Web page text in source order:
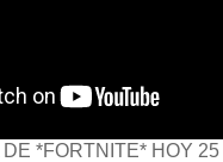
*FORTNITE* HOY 25